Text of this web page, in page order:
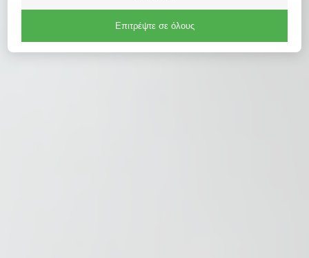
Επιτρέψτε σε όλους